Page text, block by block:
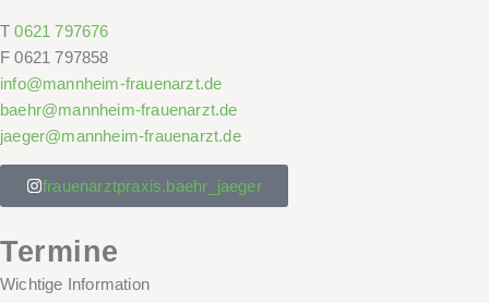
T 0621 797676
F 0621 797858
info@mannheim-frauenarzt.de
baehr@mannheim-frauenarzt.de
jaeger@mannheim-frauenarzt.de
frauenarztpraxis.baehr_jaeger
Termine
Wichtige Information